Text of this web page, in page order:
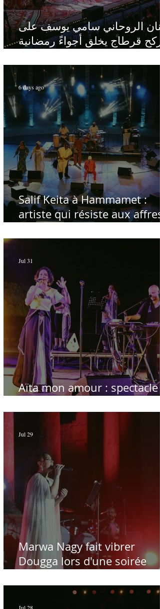
الروحاني سامي يوسف على
ركح قرطاج يخلق أجواءً رمضانية
Salif Keita à Hammamet :
artiste qui résiste aux affres
6 days ago
Aïta mon amour : spectacle
Jul 31
Marwa Nagy fait vibrer
Dougga lors d'une soirée
Hamdi - Par Sofien Manaï
Jul 29
Jul 28